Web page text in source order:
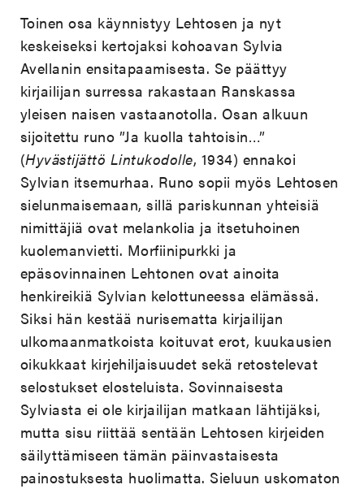
Toinen osa käynnistyy Lehtosen ja nyt
keskeiseksi kertojaksi kohoavan Sylvia
Avellanin ensitapaamisesta. Se päättyy
kirjailijan surressa rakastaan Ranskassa
yleisen naisen vastaanotolla. Osan alkuun
sijoitettu runo ”Ja kuolla tahtoisin…”
(Hyvästijättö Lintukodolle, 1934) ennakoi
Sylvian itsemurhaa. Runo sopii myös Lehtosen
sielunmaisemaan, sillä pariskunnan yhteisiä
nimittäjiä ovat melankolia ja itsetuhoinen
kuolemanvietti. Morfiinipurkki ja
epäsovinnainen Lehtonen ovat ainoita
henkireikiä Sylvian kelottuneessa elämässä.
Siksi hän kestää nurisematta kirjailijan
ulkomaanmatkoista koituvat erot, kuukausien
oikukkaat kirjehiljaisuudet sekä retostelevat
selostukset elosteluista. Sovinnaisesta
Sylviasta ei ole kirjailijan matkaan lähtijäksi,
mutta sisu riittää sentään Lehtosen kirjeiden
säilyttämiseen tämän päinvastaisesta
painostuksesta huolimatta. Sieluun uskomaton